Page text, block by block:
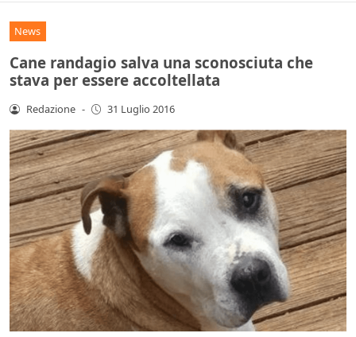
News
Cane randagio salva una sconosciuta che
stava per essere accoltellata
Redazione - 31 Luglio 2016